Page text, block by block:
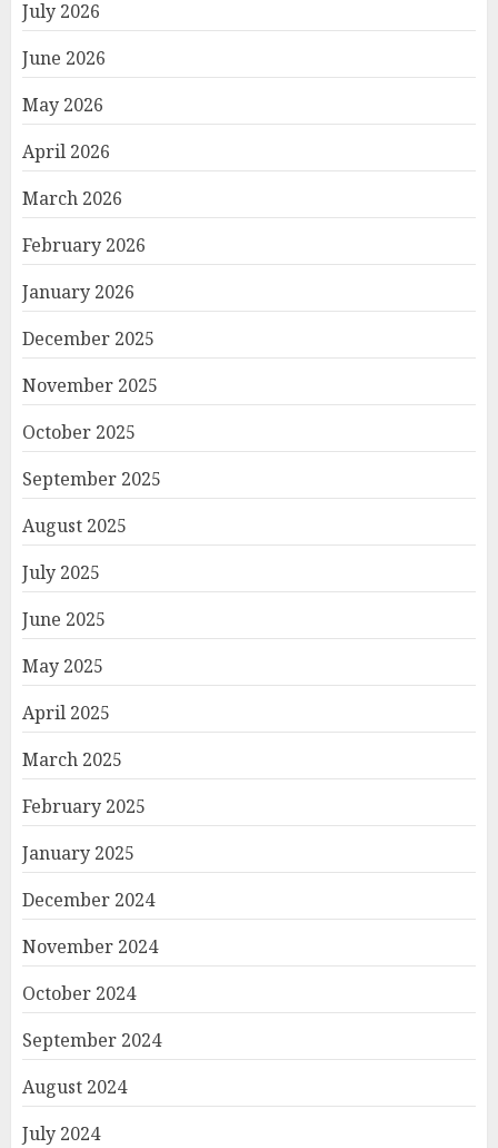
July 2026
June 2026
May 2026
April 2026
March 2026
February 2026
January 2026
December 2025
November 2025
October 2025
September 2025
August 2025
July 2025
June 2025
May 2025
April 2025
March 2025
February 2025
January 2025
December 2024
November 2024
October 2024
September 2024
August 2024
July 2024